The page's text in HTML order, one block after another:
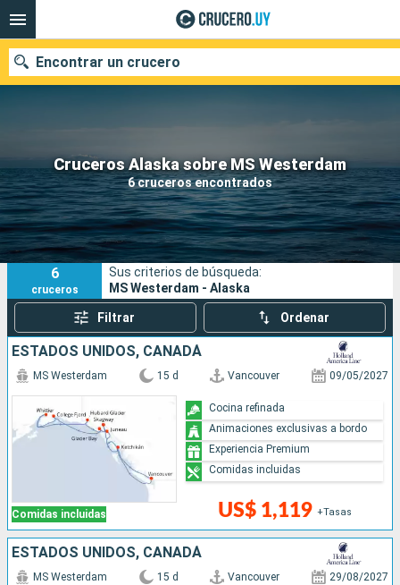
Cruceros Alaska sobre MS Westerdam
6 cruceros encontrados
Encontrar un crucero
Nuestros destinos
Fecha de salida
Puertos Compañías
Buscar
6
cruceros
Sus criterios de búsqueda:
MS Westerdam - Alaska
Filtrar Ordenar
ESTADOS UNIDOS, CANADÁ
Comidas incluidas
MS Westerdam 15 d Vancouver 09/05/2027
US$ 1,119 +Tasas
Cocina refinada
Animaciones exclusivas a bordo
Experiencia Premium
Comidas incluidas
ESTADOS UNIDOS, CANADÁ
MS Westerdam 15 d Vancouver 29/08/2027